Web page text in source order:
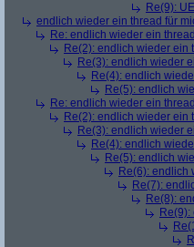
Re(9):
endlich wieder ein thread für
Re: endlich wieder ein
Re(2): endlich wieder ein
Re(3): endlich wieder
Re(4): endlich
Re(5): endlich
Re: endlich wieder ein
Re(2): endlich wieder ein
Re(3): endlich wieder
Re(4): endlich
Re(5): endlich
Re(6): endlich
Re(7):
Re(8):